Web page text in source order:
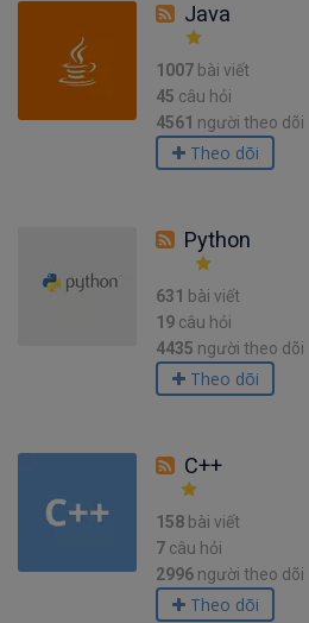
Java
1007 bài viết
45 câu hỏi
4561 người theo dõi
Theo dõi
Python
631 bài viết
19 câu hỏi
4435 người theo dõi
Theo dõi
C++
158 bài viết
7 câu hỏi
2996 người theo dõi
Theo dõi